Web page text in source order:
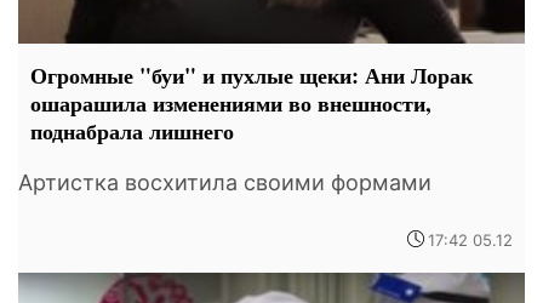
Огромные "буи" и пухлые щеки: Ани Лорак
ошарашила изменениями во внешности,
поднабрала лишнего
Артистка восхитила своими формами
17:42 05.12